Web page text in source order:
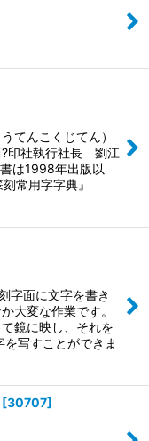
てんこくじてん）
?印社執行社長 劉江
は1998年出版以
常用字字典』
面に文字を書き
大変な作業です。
鏡に映し、それを
写すことができま
[30707]